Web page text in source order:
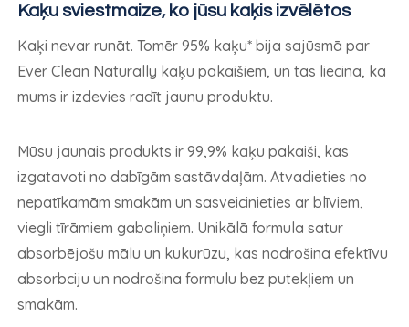
Kaķu sviestmaize, ko jūsu kaķis izvēlētos
Kaķi nevar runāt. Tomēr 95% kaķu* bija sajūsmā par
Ever Clean Naturally kaķu pakaišiem, un tas liecina, ka
mums ir izdevies radīt jaunu produktu.
Mūsu jaunais produkts ir 99,9% kaķu pakaiši, kas
izgatavoti no dabīgām sastāvdaļām. Atvadieties no
nepatīkamām smakām un sasveicinieties ar blīviem,
viegli tīrāmiem gabaliņiem. Unikālā formula satur
absorbējošu mālu un kukurūzu, kas nodrošina efektīvu
absorbciju un nodrošina formulu bez putekļiem un
smakām.